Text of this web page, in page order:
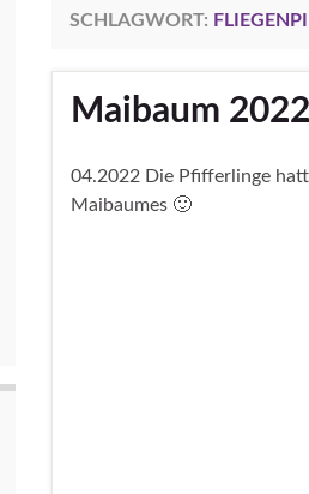
SCHLAGWORT:
Maibaum
04.2022 Die Pfifferlinge
Maibaumes 🙂